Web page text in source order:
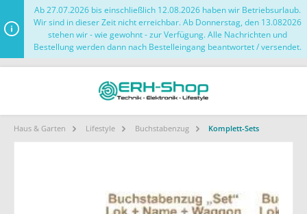
Ab 27.07.2026 bis einschließlich 12.08.2026 haben wir Betriebsurlaub.
Wir sind in dieser Zeit nicht erreichbar. Ab Donnerstag, den 13.082026
stehen wir - wie gewohnt - zur Verfügung. Alle Nachrichten und
Bestellung werden dann nach Bestelleingang beantwortet / versendet.
Haus & Garten Lifestyle Buchstabenzug Komplett-Sets